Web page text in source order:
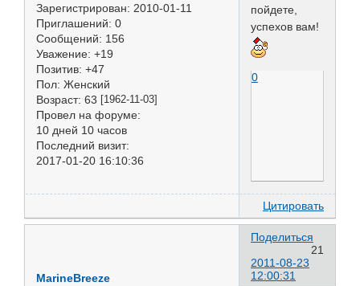
Зарегистрирован: 2010-01-11
Приглашений: 0
Сообщений: 156
Уважение: +19
Позитив: +47
Пол: Женский
Возраст: 63 [1962-11-03]
Провел на форуме:
10 дней 10 часов
Последний визит:
2017-01-20 16:10:36
пойдете,
успехов вам!
0
Цитировать
Поделиться
21
2011-08-23
12:00:31
MarineBreeze